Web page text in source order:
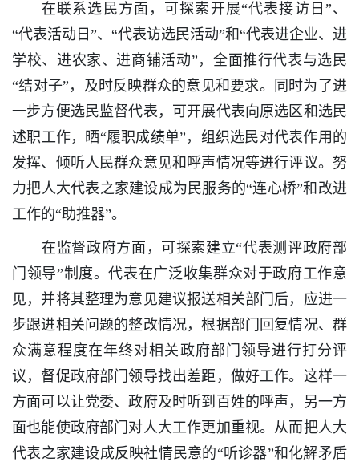
在联系选民方面，可探索开展“代表接访日”、
“代表活动日”、“代表访选民活动”和“代表进企业、进
学校、进农家、进商铺活动”，全面推行代表与选民
“结对子”，及时反映群众的意见和要求。同时为了进
一步方便选民监督代表，可开展代表向原选区和选民
述职工作，晒“履职成绩单”，组织选民对代表作用的
发挥、倾听人民群众意见和呼声情况等进行评议。努
力把人大代表之家建设成为民服务的“连心桥”和改进
工作的“助推器”。
在监督政府方面，可探索建立“代表测评政府部
门领导”制度。代表在广泛收集群众对于政府工作意
见，并将其整理为意见建议报送相关部门后，应进一
步跟进相关问题的整改情况，根据部门回复情况、群
众满意程度在年终对相关政府部门领导进行打分评
议，督促政府部门领导找出差距，做好工作。这样一
方面可以让党委、政府及时听到百姓的呼声，另一方
面也能使政府部门对人大工作更加重视。从而把人大
代表之家建设成反映社情民意的“听诊器”和化解矛盾